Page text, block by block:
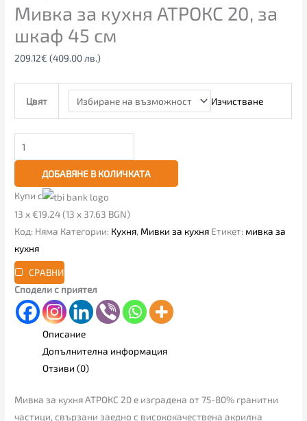
Мивка за кухня АТРОКС 20, за
шкаф 45 см
209.12€ (409.00 лв.)
Цвят Изчистване
ДОБАВЯНЕ В КОЛИЧКАТА
Купи с
13 x €19.24 (13 x 37.63 BGN)
Код: Няма Категории: Кухня, Мивки за кухня Етикет: мивка за
кухня
СРАВНИ
Сподели с приятел
Описание
Допълнителна информация
Отзиви (0)
Мивка за кухня АТРОКС 20 е изградена от 75-80% гранитни
частици, свързани заедно с висококачествена акрилна